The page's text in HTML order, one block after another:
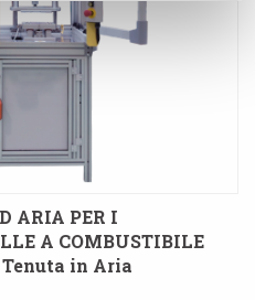
ARIA PER I
A COMBUSTIBILE
Tenuta in Aria